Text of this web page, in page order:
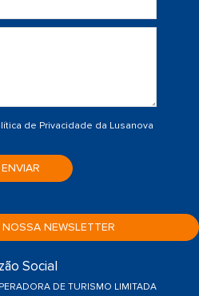
de Privacidade da Lusanova
ENVIAR
NEWSLETTER
Social
DE TURISMO LIMITADA